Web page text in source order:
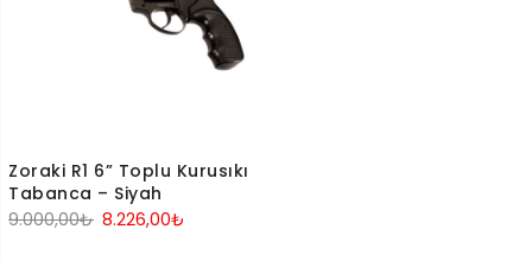
Zoraki R1 6” Toplu Kurusıkı
Tabanca – Siyah
9.000,00₺ Orijinal
8.226,00₺